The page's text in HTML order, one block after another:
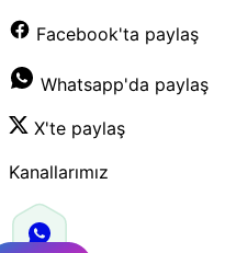
Facebook'ta paylaş
Whatsapp'da paylaş
X'te paylaş
Kanallarımız